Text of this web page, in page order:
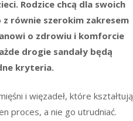
Rodzice chcą dla swoich
równie szerokim zakresem
o zdrowiu i komforcie
drogie sandały będą
kryteria.
i więzadeł, które kształtują
proces, a nie go utrudniać.